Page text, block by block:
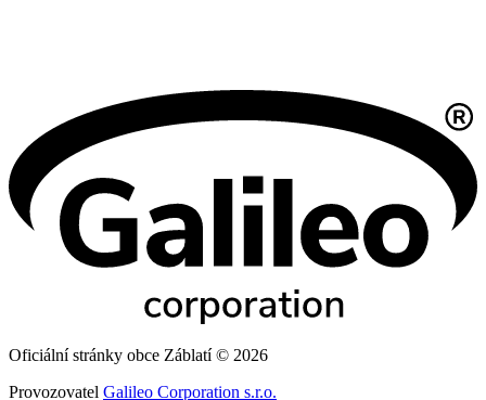
Oficiální stránky obce Záblatí © 2026
Provozovatel Galileo Corporation s.r.o.